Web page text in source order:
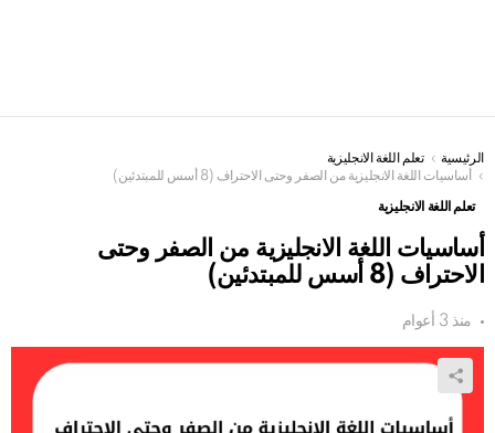
You are here:
الرئيسية
تعلم اللغة الانجليزية
أساسيات اللغة الانجليزية من الصفر وحتى الاحتراف (8 أسس للمبتدئين)
تعلم اللغة الانجليزية
أساسيات اللغة الانجليزية من الصفر وحتى
الاحتراف (8 أسس للمبتدئين)
منذ 3 أعوام